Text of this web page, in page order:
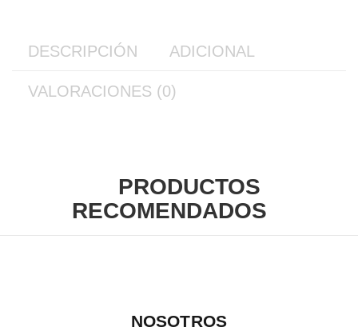
DESCRIPCIÓN ADICIONAL
VALORACIONES (0)
PRODUCTOS
RECOMENDADOS
NOSOTROS